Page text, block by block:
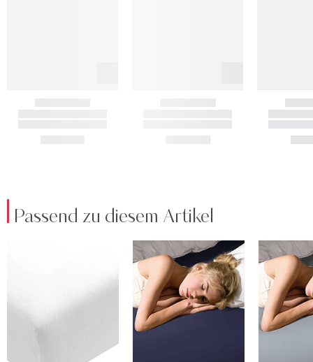
Passend zu diesem Artikel